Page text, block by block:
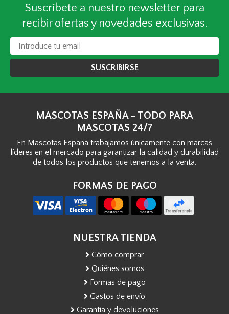
Suscríbete a nuestro newsletter para
recibir ofertas y novedades exclusivas.
SUSCRIBIRSE
MASCOTAS ESPAÑA - TODO PARA
MASCOTAS 24/7
En Mascotas España trabajamos únicamente con marcas
líderes en el mercado para garantizar la calidad y durabilidad
de todos los productos que tenemos a la venta.
FORMAS DE PAGO
NUESTRA TIENDA
Cómo comprar
Quiénes somos
Formas de pago
Gastos de envío
Garantía y devoluciones